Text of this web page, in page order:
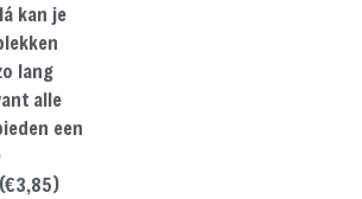
kan je
lang
alle
een